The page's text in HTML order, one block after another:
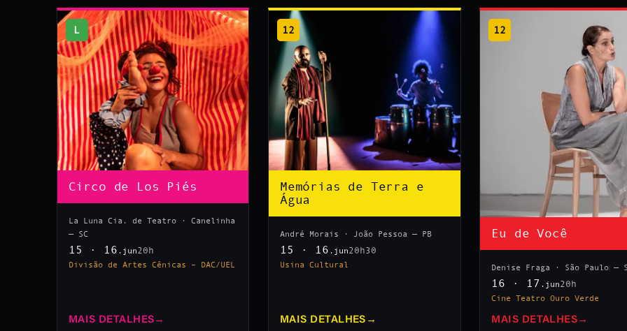
L
Circo de Los Piés
La Luna Cia. de Teatro · Canelinha
— SC
15 · 16 .jun20h
Divisão de Artes Cênicas – DAC/UEL
MAIS DETALHES →
12
Memórias de Terra e
Água
André Morais · João Pessoa — PB
15 · 16 .jun20h30
Usina Cultural
MAIS DETALHES →
12
Eu de Você
Denise Fraga · São Paulo —
16 · 17 .jun20h
Cine Teatro Ouro Verde
MAIS DETALHES →